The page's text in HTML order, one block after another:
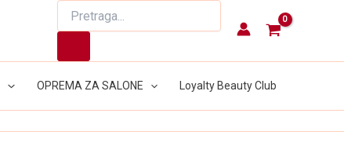
search
OPREMA ZA SALONE Loyalty Beauty Club